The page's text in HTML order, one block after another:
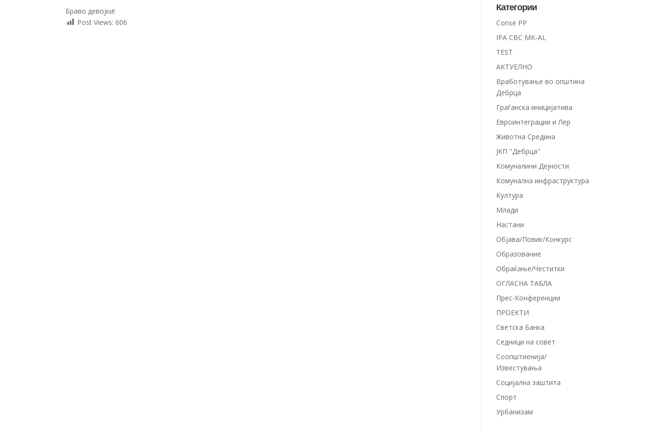
Браво девојки!
Post Views: 606
Категории
Conse PP
IPA CBC MK-AL
TEST
АКТУЕЛНО
Вработување во општина
Дебрца
Граѓанска иницијатива
Евроинтеграции и Лер
Животна Средина
ЈКП "Дебрца"
Комуналини Дејности
Комунална инфраструктура
Култура
Млади
Настани
Објава/Повик/Конкурс
Образование
Обраќање/Честитки
ОГЛАСНА ТАБЛА
Прес-Конференции
ПРОЕКТИ
Светска Банка
Седници на совет
Соопштиенија/
Известувања
Социјална заштита
Спорт
Урбанизам